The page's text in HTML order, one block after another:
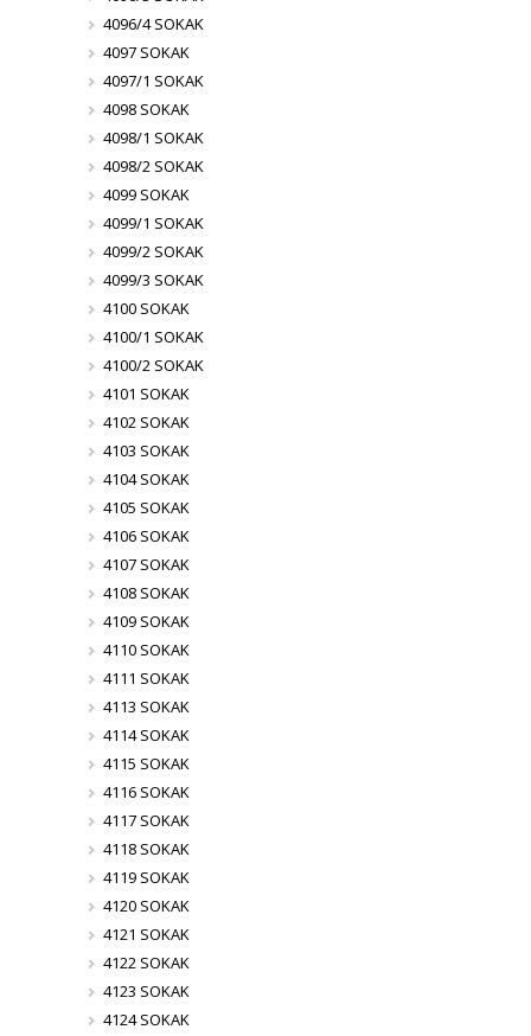
4096/4 SOKAK
4097 SOKAK
4097/1 SOKAK
4098 SOKAK
4098/1 SOKAK
4098/2 SOKAK
4099 SOKAK
4099/1 SOKAK
4099/2 SOKAK
4099/3 SOKAK
4100 SOKAK
4100/1 SOKAK
4100/2 SOKAK
4101 SOKAK
4102 SOKAK
4103 SOKAK
4104 SOKAK
4105 SOKAK
4106 SOKAK
4107 SOKAK
4108 SOKAK
4109 SOKAK
4110 SOKAK
4111 SOKAK
4113 SOKAK
4114 SOKAK
4115 SOKAK
4116 SOKAK
4117 SOKAK
4118 SOKAK
4119 SOKAK
4120 SOKAK
4121 SOKAK
4122 SOKAK
4123 SOKAK
4124 SOKAK